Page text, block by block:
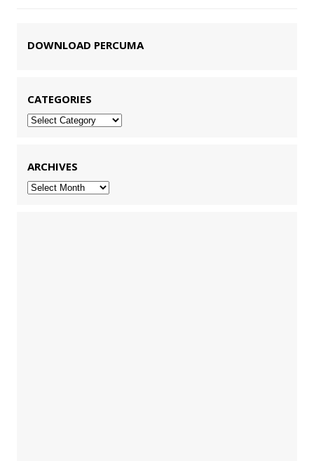
DOWNLOAD PERCUMA
CATEGORIES
Categories
ARCHIVES
Archives